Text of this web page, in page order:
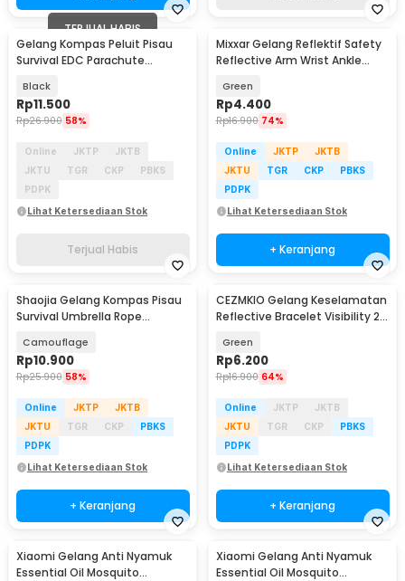
TERJUAL HABIS
Gelang Kompas Peluit Pisau
Survival EDC Parachute
Black
Rp11.500
Rp26.900 58%
Online JKTP
JKTB
JKTU
TGR CKP
PBKS
PDPK
Lihat Ketersediaan Stok
Terjual Habis
Mixxar Gelang Reflektif Safety
Reflective Arm Wrist Ankle
Green
Rp4.400
Rp16.900 74%
Online JKTP
JKTB
JKTU
TGR CKP
PBKS
PDPK
Lihat Ketersediaan Stok
+ Keranjang
Shaojia Gelang Kompas Pisau
Survival Umbrella Rope
Camouflage
Rp10.900
Rp25.900 58%
Online JKTP
JKTB
JKTU
TGR CKP
PBKS
PDPK
Lihat Ketersediaan Stok
+ Keranjang
CEZMKIO Gelang Keselamatan
Reflective Bracelet Visibility 2
Green
Rp6.200
Rp16.900 64%
Online JKTP
JKTB
JKTU
TGR CKP
PBKS
PDPK
Lihat Ketersediaan Stok
+ Keranjang
Akan Datang
Xiaomi Gelang Anti Nyamuk
Essential Oil Mosquito
Akan Datang
Xiaomi Gelang Anti Nyamuk
Essential Oil Mosquito